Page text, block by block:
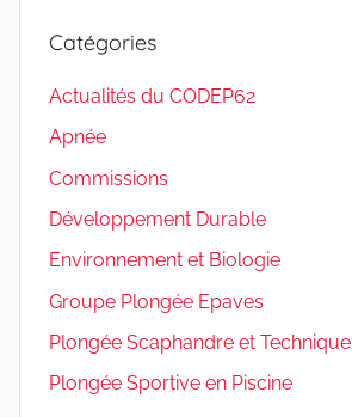
Catégories
Actualités du CODEP62
Apnée
Commissions
Développement Durable
Environnement et Biologie
Groupe Plongée Epaves
Plongée Scaphandre et Technique
Plongée Sportive en Piscine